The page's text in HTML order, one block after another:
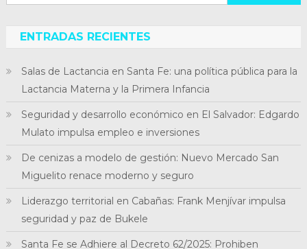
ENTRADAS RECIENTES
Salas de Lactancia en Santa Fe: una política pública para la
Lactancia Materna y la Primera Infancia
Seguridad y desarrollo económico en El Salvador: Edgardo
Mulato impulsa empleo e inversiones
De cenizas a modelo de gestión: Nuevo Mercado San
Miguelito renace moderno y seguro
Liderazgo territorial en Cabañas: Frank Menjívar impulsa
seguridad y paz de Bukele
Santa Fe se Adhiere al Decreto 62/2025: Prohiben